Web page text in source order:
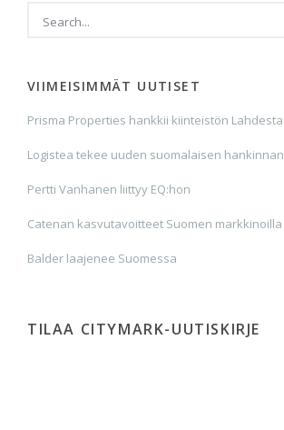
VIIMEISIMMÄT UUTISET
Prisma Properties hankkii kiinteistön Lahdesta
Logistea tekee uuden suomalaisen hankinnan
Pertti Vanhanen liittyy EQ:hon
Catenan kasvutavoitteet Suomen markkinoilla
Balder laajenee Suomessa
TILAA CITYMARK-UUTISKIRJE